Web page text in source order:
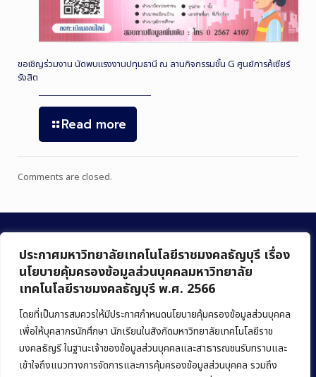
ประกาศมหาวิทยาลัยเทคโนโลยีราชมงคลธัญบุรี เรื่อง
นโยบายคุ้มครองข้อมูลส่วนบุคคลมหาวิทยาลัย
เทคโนโลยีราชมงคลธัญบุรี พ.ศ. 2566
โดยที่เป็นการสมควรให้มีประกาศกำหนดนโยบายคุ้มครองข้อมูลส่วนบุคคล
เพื่อให้บุคลากรนักศึกษา นักเรียนในสังกัดมหาวิทยาลัยเทคโนโลยีราช
มงคลธัญรี ในฐานะเจ้าของข้อมูลส่วนบุคคลและสาธารณชนรับทราบและ
เข้าใจถึงแนวทางการจัดการและการคุ้มครองข้อมูลส่วนบุคคล รวมถึง
ขอเชิญร่วมงาน นัดพบแรงงานปทุมธานี ณ ลานกิจกรรมชั้น G ศูนย์การค้เซียร์
รังสิต
Read more
Comments are closed.
คณะบริหารธุรกิจ
มหาวิทยาลัยเทคโนโลยีราชมงคลธัญบุรี
39 หมู่ 1 ถนนรังสิต-นครนายก ตำบลคลองหก
อำเภอคลองหลวง จังหวัดปทุมธานี 12120